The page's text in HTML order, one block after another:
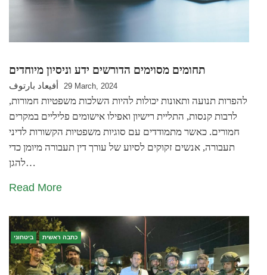
תחומים מסוימים הדורשים ידע וניסיון מיוחדים
أفيعاد بارتوف 29 March, 2024
להפרות תנועה ותאונות יכולות להיות השלכות משפטיות חמורות,
לרבות קנסות, התליית רישיון ואפילו אישומים פליליים במקרים
חמורים. כאשר מתמודדים עם סוגיות משפטיות הקשורות לדיני
תעבורה, אנשים זקוקים לסיוע של עורך דין תעבורה מיומן כדי
להגן…
Read More
ביטחוני כתבה ראשית